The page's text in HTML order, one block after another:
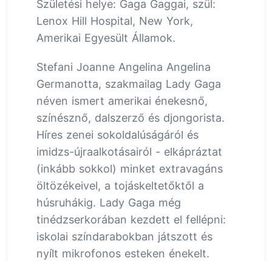
Születési helye: Gaga Gaggai, szül:
Lenox Hill Hospital, New York,
Amerikai Egyesült Államok.
Stefani Joanne Angelina Angelina
Germanotta, szakmailag Lady Gaga
néven ismert amerikai énekesnő,
színésznő, dalszerző és djongorista.
Híres zenei sokoldalúságáról és
imidzs-újraalkotásairól - elkápráztat
(inkább sokkol) minket extravagáns
öltözékeivel, a tojáskeltetőktől a
húsruhákig. Lady Gaga még
tinédzserkorában kezdett el fellépni:
iskolai színdarabokban játszott és
nyílt mikrofonos esteken énekelt.